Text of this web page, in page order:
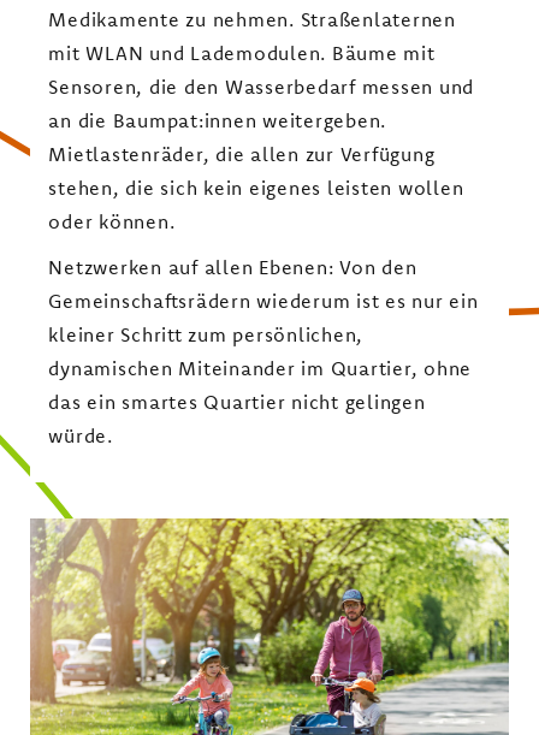
Medikamente zu nehmen. Straßenlaternen
mit WLAN und Lademodulen. Bäume mit
Sensoren, die den Wasserbedarf messen und
an die Baumpat:innen weitergeben.
Mietlastenräder, die allen zur Verfügung
stehen, die sich kein eigenes leisten wollen
oder können.
Netzwerken auf allen Ebenen: Von den
Gemeinschaftsrädern wiederum ist es nur ein
kleiner Schritt zum persönlichen,
dynamischen Miteinander im Quartier, ohne
das ein smartes Quartier nicht gelingen
würde.